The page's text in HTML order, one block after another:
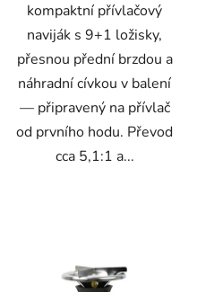
kompaktní přívlačový
naviják s 9+1 ložisky,
přesnou přední brzdou a
náhradní cívkou v balení
— připravený na přívlač
od prvního hodu. Převod
cca 5,1:1 a...